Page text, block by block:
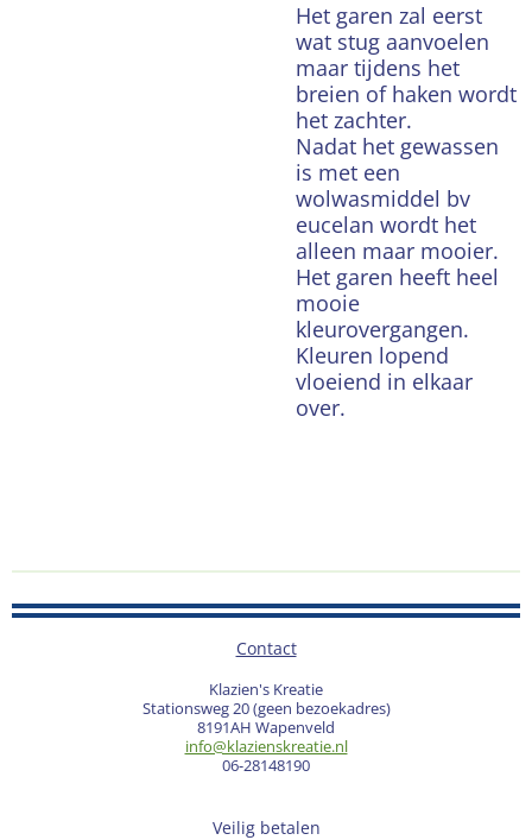
Het garen zal eerst
wat stug aanvoelen
maar tijdens het
breien of haken wordt
het zachter.
Nadat het gewassen
is met een
wolwasmiddel bv
eucelan wordt het
alleen maar mooier.
Het garen heeft heel
mooie
kleurovergangen.
Kleuren lopend
vloeiend in elkaar
over.
Contact
Klazien's Kreatie
Stationsweg 20 (geen bezoekadres)
8191AH Wapenveld
info@klazienskreatie.nl
06-28148190
Veilig betalen